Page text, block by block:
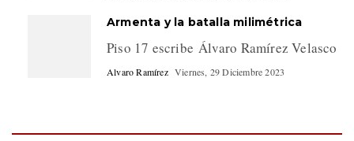
Armenta y la batalla milimétrica
Piso 17 escribe Álvaro Ramírez Velasco
Alvaro Ramírez Viernes, 29 Diciembre 2023